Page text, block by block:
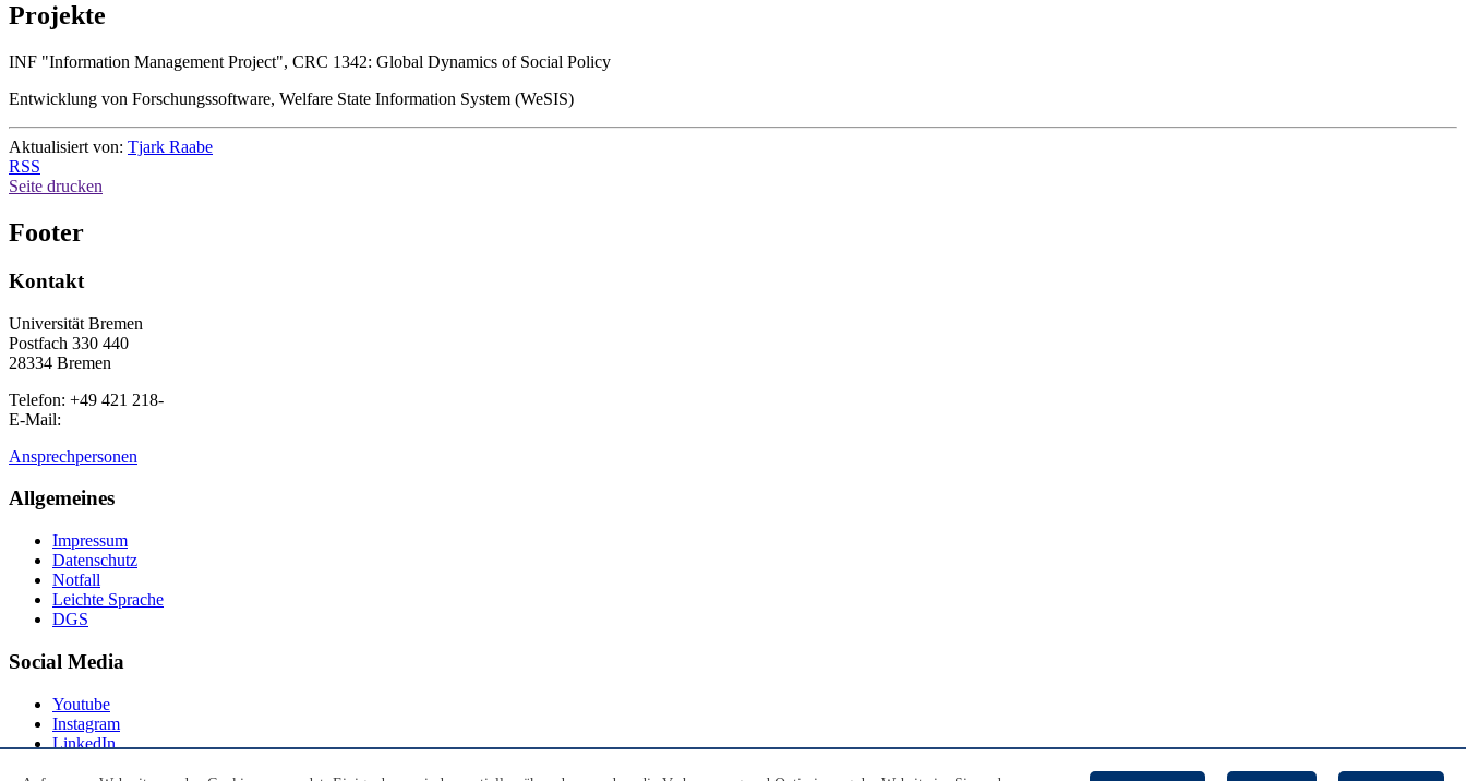
Projekte
INF "Information Management Project", CRC 1342: Global Dynamics of Social Policy
Entwicklung von Forschungssoftware, Welfare State Information System (WeSIS)
Aktualisiert von: Tjark Raabe
RSS
Seite drucken
Footer
Kontakt
Universität Bremen
Postfach 330 440
28334 Bremen
Telefon: +49 421 218-
E-Mail:
Ansprechpersonen
Allgemeines
Impressum
Datenschutz
Notfall
Leichte Sprache
DGS
Social Media
Youtube
Instagram
LinkedIn